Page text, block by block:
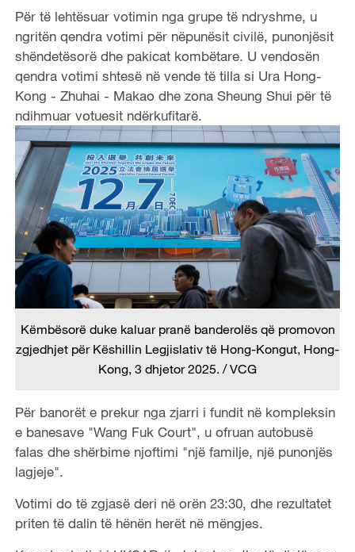
Për të lehtësuar votimin nga grupe të ndryshme, u
ngritën qendra votimi për nëpunësit civilë, punonjësit
shëndetësorë dhe pakicat kombëtare. U vendosën
qendra votimi shtesë në vende të tilla si Ura Hong-
Kong - Zhuhai - Makao dhe zona Sheung Shui për të
ndihmuar votuesit ndërkufitarë.
Këmbësorë duke kaluar pranë banderolës që promovon
zgjedhjet për Këshillin Legjislativ të Hong-Kongut, Hong-
Kong, 3 dhjetor 2025. / VCG
Për banorët e prekur nga zjarri i fundit në kompleksin
e banesave "Wang Fuk Court", u ofruan autobusë
falas dhe shërbime njoftimi "një familje, një punonjës
lagjeje".
Votimi do të zgjasë deri në orën 23:30, dhe rezultatet
priten të dalin të hënën herët në mëngjes.